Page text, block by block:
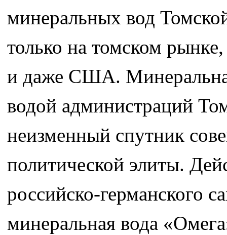
минеральных вод
только на томском
и даже США.
водой администраций
неизменный спутник
политической элиты.
российско-германского
минеральная вода